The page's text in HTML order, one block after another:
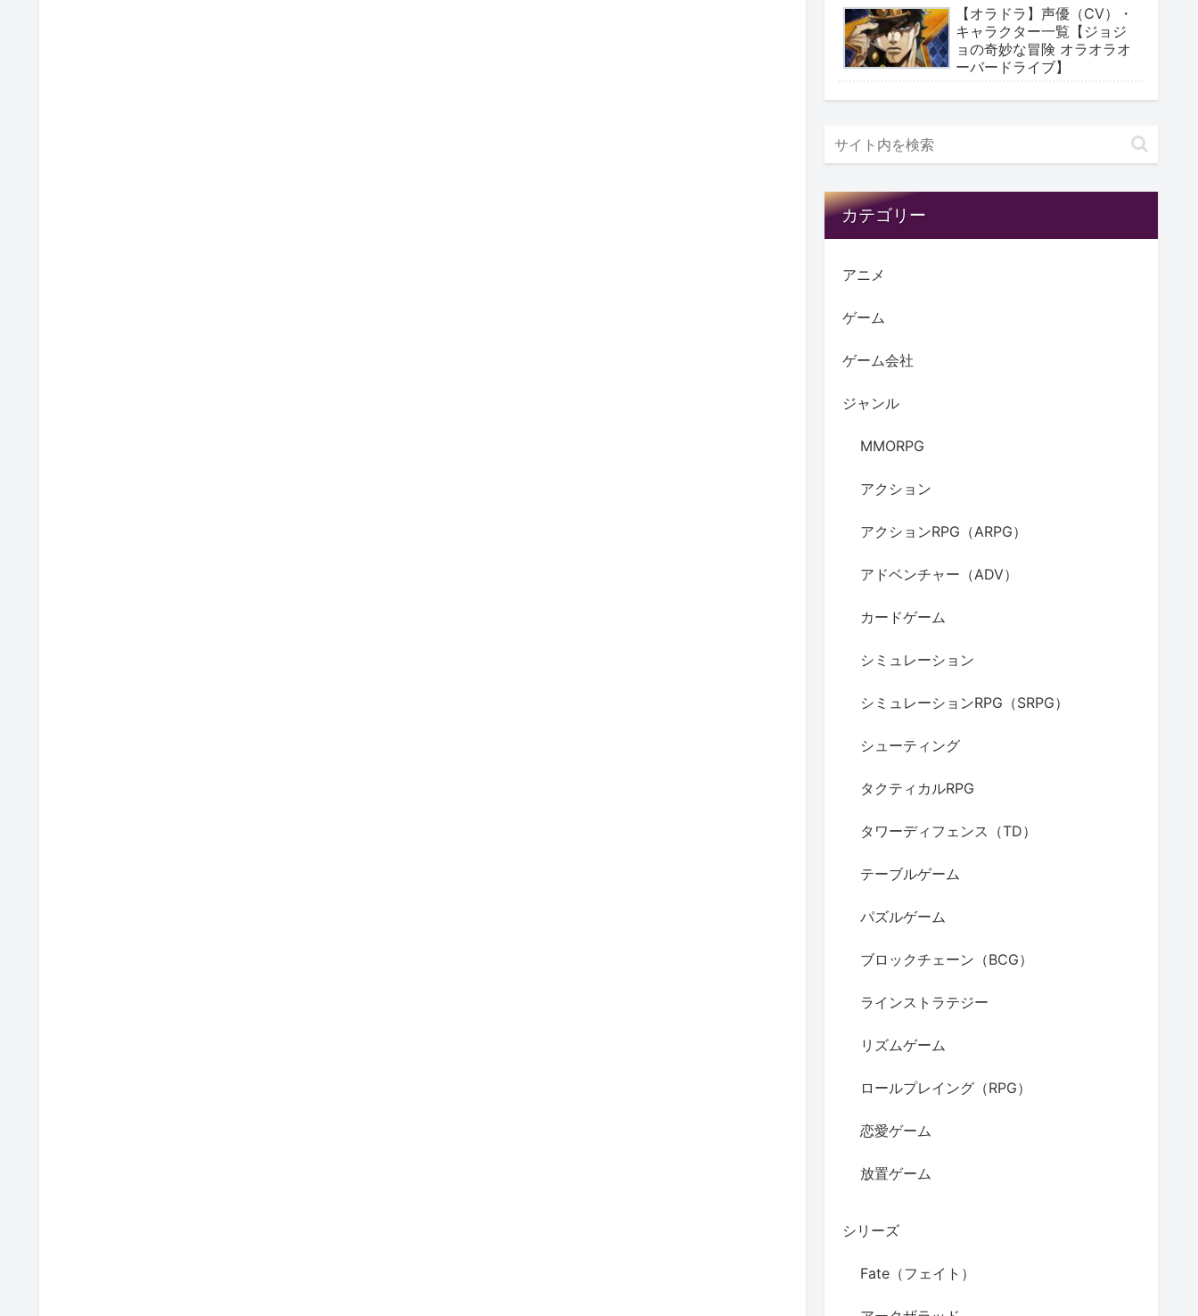
【オラドラ】声優（CV）・
キャラクター一覧【ジョジ
ョの奇妙な冒険 オラオラオ
ーバードライブ】
カテゴリー
アニメ
ゲーム
ゲーム会社
ジャンル
MMORPG
アクション
アクションRPG（ARPG）
アドベンチャー（ADV）
カードゲーム
シミュレーション
シミュレーションRPG（SRPG）
シューティング
タクティカルRPG
タワーディフェンス（TD）
テーブルゲーム
パズルゲーム
ブロックチェーン（BCG）
ラインストラテジー
リズムゲーム
ロールプレイング（RPG）
恋愛ゲーム
放置ゲーム
シリーズ
Fate（フェイト）